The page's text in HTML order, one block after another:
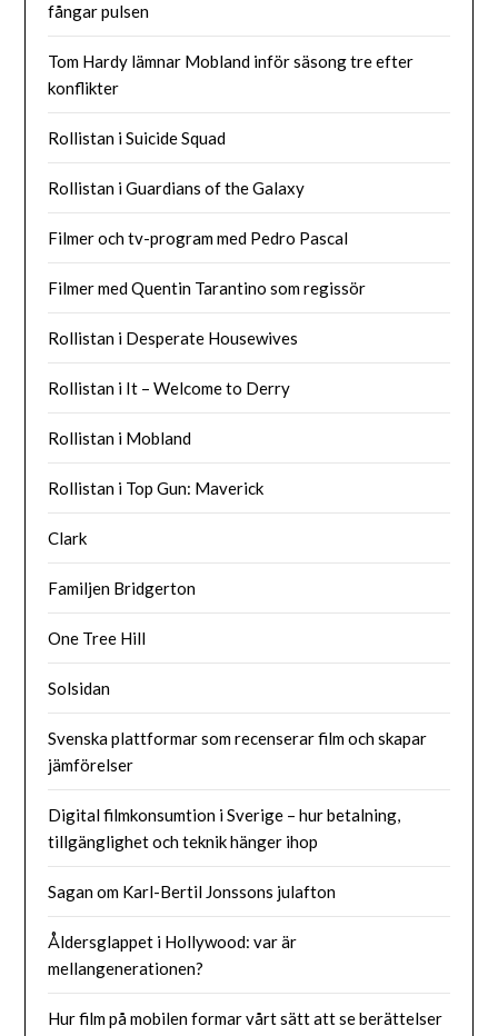
fångar pulsen
Tom Hardy lämnar Mobland inför säsong tre efter
konflikter
Rollistan i Suicide Squad
Rollistan i Guardians of the Galaxy
Filmer och tv-program med Pedro Pascal
Filmer med Quentin Tarantino som regissör
Rollistan i Desperate Housewives
Rollistan i It – Welcome to Derry
Rollistan i Mobland
Rollistan i Top Gun: Maverick
Clark
Familjen Bridgerton
One Tree Hill
Solsidan
Svenska plattformar som recenserar film och skapar
jämförelser
Digital filmkonsumtion i Sverige – hur betalning,
tillgänglighet och teknik hänger ihop
Sagan om Karl-Bertil Jonssons julafton
Åldersglappet i Hollywood: var är
mellangenerationen?
Hur film på mobilen formar vårt sätt att se berättelser